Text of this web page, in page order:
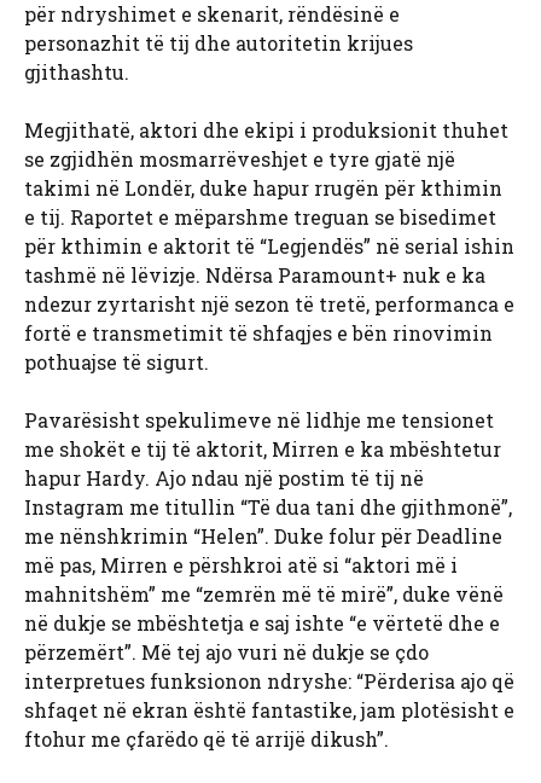
për ndryshimet e skenarit, rëndësinë e
personazhit të tij dhe autoritetin krijues
gjithashtu.
Megjithatë, aktori dhe ekipi i produksionit thuhet
se zgjidhën mosmarrëveshjet e tyre gjatë një
takimi në Londër, duke hapur rrugën për kthimin
e tij. Raportet e mëparshme treguan se bisedimet
për kthimin e aktorit të “Legjendës” në serial ishin
tashmë në lëvizje. Ndërsa Paramount+ nuk e ka
ndezur zyrtarisht një sezon të tretë, performanca e
fortë e transmetimit të shfaqjes e bën rinovimin
pothuajse të sigurt.
Pavarësisht spekulimeve në lidhje me tensionet
me shokët e tij të aktorit, Mirren e ka mbështetur
hapur Hardy. Ajo ndau një postim të tij në
Instagram me titullin “Të dua tani dhe gjithmonë”,
me nënshkrimin “Helen”. Duke folur për Deadline
më pas, Mirren e përshkroi atë si “aktori më i
mahnitshëm” me “zemrën më të mirë”, duke vënë
në dukje se mbështetja e saj ishte “e vërtetë dhe e
përzemërt”. Më tej ajo vuri në dukje se çdo
interpretues funksionon ndryshe: “Përderisa ajo që
shfaqet në ekran është fantastike, jam plotësisht e
ftohur me çfarëdo që të arrijë dikush”.